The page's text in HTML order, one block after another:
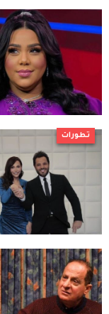
تطورات